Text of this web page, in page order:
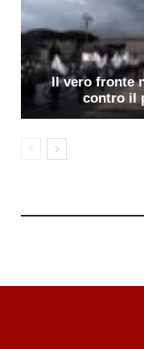
Il vero fronte
contro il